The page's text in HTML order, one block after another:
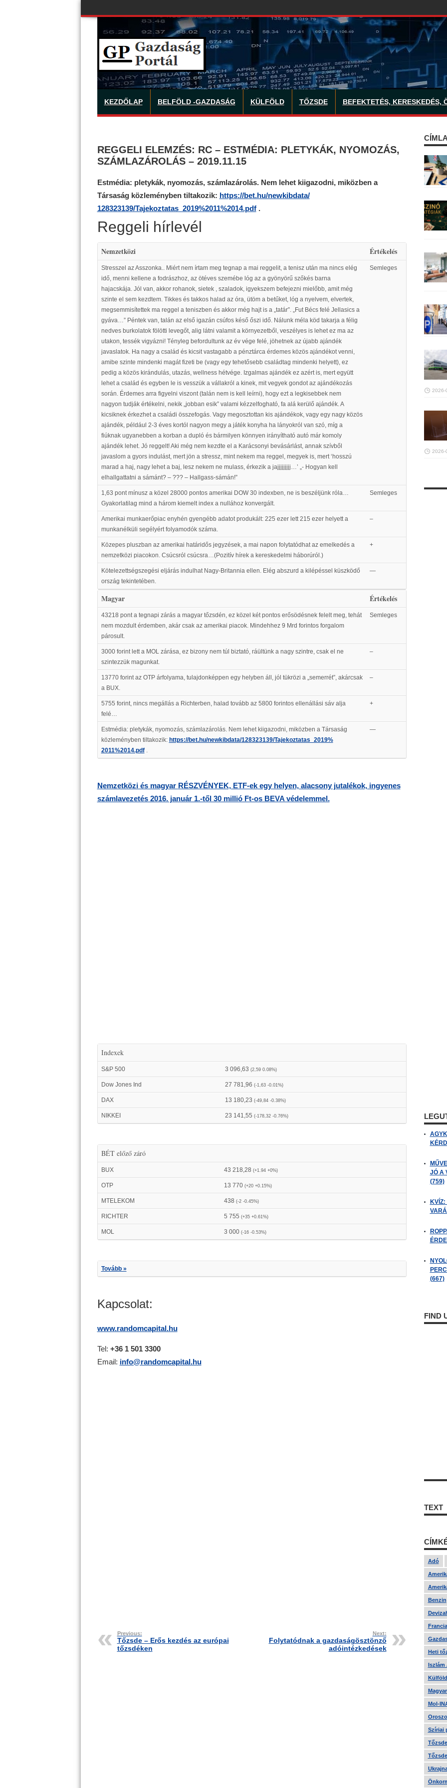
KEZDŐLAP BELFÖLD -GAZDASÁG KÜLFÖLD TŐZSDE BEFEKTETÉS, KERESKEDÉS,
REGGELI ELEMZÉS: RC – ESTMÉDIA: PLETYKÁK, NYOMOZÁS,
SZÁMLAZÁROLÁS – 2019.11.15
Estmédia: pletykák, nyomozás, számlazárolás. Nem lehet kiigazodni, miközben a
Társaság közleményben tiltakozik: https://bet.hu/newkibdata/
128323139/Tajekoztatas_2019%2011%2014.pdf.
Reggeli hírlevél
Nemzetközi Értékelés
Stresszel az Asszonka.. Miért nem írtam meg tegnap a mai reggelit, a tenisz után ma nincs elég
idő, menni kellene a fodrászhoz, az ötéves szemébe lóg az a gyönyörű szőkés barna
hajacskája. Jól van, akkor rohanok, sietek , szaladok, igyekszem befejezni mielőbb, amit még
szinte el sem kezdtem. Tikkes és takkos halad az óra, ütöm a betűket, lóg a nyelvem, elvertek,
megsemmisítettek ma reggel a teniszben és akkor még hajt is a „tatár”. „Fut Bécs felé Jellasics a
gyáva…” Péntek van, talán az első igazán csúfos késő őszi idő. Nálunk méla köd takarja a félig
nedves burkolatok fölötti levegőt, alig látni valamit a környezetből, veszélyes is lehet ez ma az
utakon, tessék vigyázni! Tényleg befordultunk az év vége felé, jöhetnek az újabb ajándék
javaslatok. Ha nagy a család és kicsit vastagabb a pénztárca érdemes közös ajándékot venni,
amibe szinte mindenki magát fizeti be (vagy egy tehetősebb családtag mindenki helyett), ez
pedig a közös kirándulás, utazás, wellness hétvége. Izgalmas ajándék ez azért is, mert együtt
lehet a család és egyben le is vesszük a vállakról a kinek, mit vegyek gondot az ajándékozás
során. Érdemes arra figyelni viszont (talán nem is kell leírni), hogy ezt a legkisebbek nem
nagyon tudják értékelni, nekik „jobban esik” valami kézzelfogható, fa alá kerülő ajándék. A
kicsiknek érkezhet a családi összefogás. Vagy megosztottan kis ajándékok, vagy egy nagy közös
ajándék, például 2-3 éves kortól nagyon megy a játék konyha ha lányokról van szó, míg a
fiúknak ugyanebben a korban a dupló és bármilyen könnyen irányítható autó már komoly
ajándék lehet. Jó reggelt! Aki még nem kezdte el a Karácsonyi bevásárlást, annak szívből
javaslom a gyors indulást, mert jön a stressz, mint nekem ma reggel, megyek is, mert ‘hosszú
marad a haj, nagy lehet a baj, lesz nekem ne mulass, érkezik a jajjjjjjjjj…’ „- Hogyan kell
elhallgattatni a sámánt? – ??? – Hallgass-sámán!”
Semleges
1,63 pont mínusz a közel 28000 pontos amerikai DOW 30 indexben, ne is beszéljünk róla…
Gyakorlatilag mind a három kiemelt index a nullához konvergált.
Semleges
Amerikai munkaerőpiac enyhén gyengébb adatot produkált: 225 ezer lett 215 ezer helyett a
munkanélküli segélyért folyamodók száma.
–
Közepes pluszban az amerikai határidős jegyzések, a mai napon folytatódhat az emelkedés a
nemzetközi piacokon. Csúcsról csúcsra…(Pozitív hírek a kereskedelmi háborúról.)
+
Kötelezettségszegési eljárás indulhat Nagy-Britannia ellen. Elég abszurd a kilépéssel küszködő
ország tekintetében.
—
Magyar Értékelés
43218 pont a tegnapi zárás a magyar tőzsdén, ez közel két pontos erősödésnek felelt meg, tehát
nem mozdult érdemben, akár csak az amerikai piacok. Mindehhez 9 Mrd forintos forgalom
párosult.
Semleges
3000 forint lett a MOL zárása, ez bizony nem túl biztató, ráültünk a nagy szintre, csak el ne
szintezzük magunkat.
–
13770 forint az OTP árfolyama, tulajdonképpen egy helyben áll, jól tükrözi a „semerrét”, akárcsak
a BUX.
–
5755 forint, nincs megállás a Richterben, halad tovább az 5800 forintos ellenállási sáv alja
felé…
+
Estmédia: pletykák, nyomozás, számlazárolás. Nem lehet kiigazodni, miközben a Társaság
közleményben tiltakozik: https://bet.hu/newkibdata/128323139/Tajekoztatas_2019%
2011%2014.pdf.
—
Nemzetközi és magyar RÉSZVÉNYEK, ETF-ekegy helyen, alacsony jutalékok, ingyenes
számlavezetés 2016. január 1.-től 30 millió Ft-os BEVA védelemmel.
Indexek
S&P 500 3 096,63 (2,59 0.08%)
Dow Jones Ind 27 781,96 (-1,63 -0.01%)
DAX 13 180,23 (-49,84 -0.38%)
NIKKEI 23 141,55 (-178,32 -0.76%)
BÉT előző záró
BUX 43 218,28 (+1.94 +0%)
OTP 13 770 (+20 +0.15%)
MTELEKOM 438 (-2 -0.45%)
RICHTER 5 755 (+35 +0.61%)
MOL 3 000 (-16 -0.53%)
Tovább »
Kapcsolat:
www.randomcapital.hu
Tel: +36 1 501 3300
Email: info@randomcapital.hu
Previous:
Tőzsde – Erős kezdés az európai
tőzsdéken
Next:
Folytatódnak a gazdaságösztönző
adóintézkedések
2026-
2026-
JÓ A
(759)
KVÍZ:
(667)
FIND
TEXT
Adó
Benzin
Heti
Iszlám
Mol-
Szíriai